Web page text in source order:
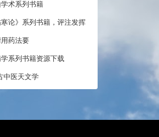
术系列书籍
论》系列书籍，评注发挥
药法要
系列书籍资源下载
中医天文学